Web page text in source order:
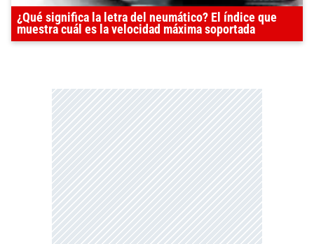
¿Qué significa la letra del neumático? El índice que
muestra cuál es la velocidad máxima soportada